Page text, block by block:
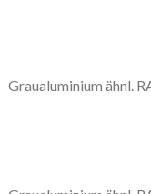
Graualuminium ähnl.